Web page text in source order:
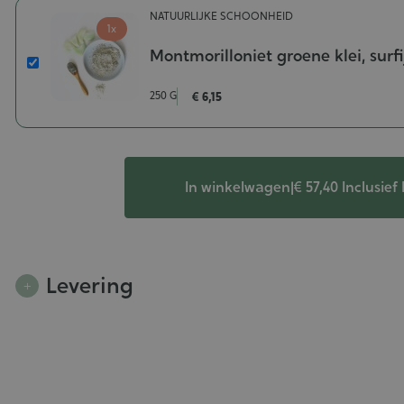
Montmorilloniet
1x
NATUURLIJKE SCHOONHEID
Montmorilloniet groene klei,
250 G € 6,15
In winkelwagen|€ 57,40 Inclusief
Levering